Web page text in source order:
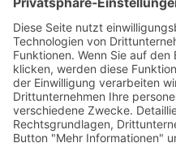
AGB
Hausordnung
Impressum
Datenschutzerklärung
Barrierefreiheitserklärung
Service/ Downloads